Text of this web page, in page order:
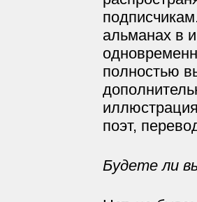
альманах в
полностью
поэт,
Будете ли